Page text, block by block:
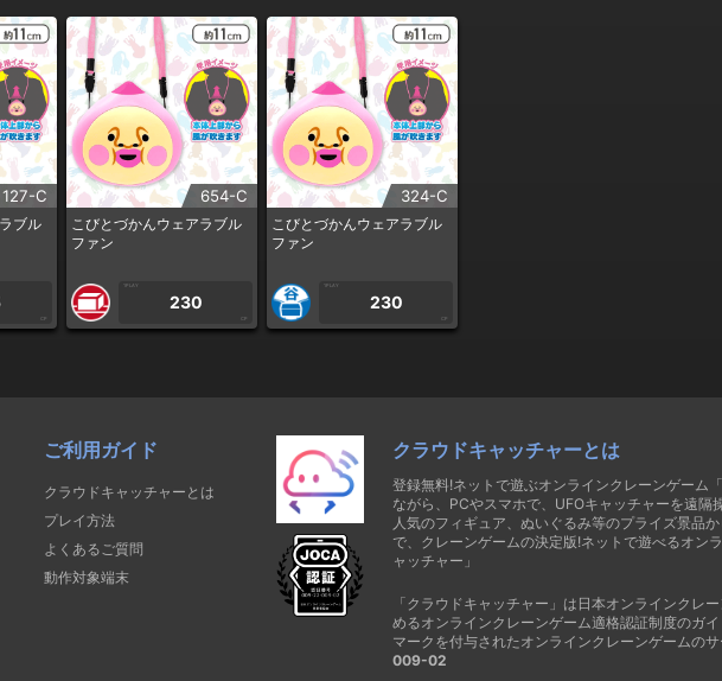
127-C
ブル
CP
654-C
こびとづかんウェアラブル
ファン
1PLAY
230
CP
324-C
こびとづかんウェアラブル
ファン
1PLAY
230
CP
ご利用ガイド
クラウドキャッチャーとは
プレイ方法
よくあるご質問
動作対象端末
クラウドキャッチャーとは
登録無料!ネットで遊ぶオンラインクレーンゲーム
ながら、PCやスマホで、UFOキャッチャーを遠隔
人気のフィギュア、ぬいぐるみ等のプライズ景品
で、クレーンゲームの決定版!ネットで遊べるオン
ャッチャー」
「クラウドキャッチャー」は日本オンラインクレ
めるオンラインクレーンゲーム適格認証制度のガ
マークを付与されたオンラインクレーンゲームのサ
009-02